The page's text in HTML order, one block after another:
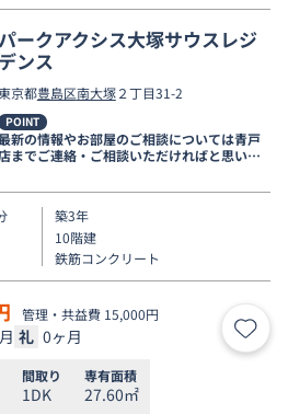
ークアクシス大塚サウスレジ
ンス
京都豊島区南大塚２丁目31-2
POINT
新の情報やお部屋のご相談については青戸
までご連絡・ご相談いただければと思いま
。
築3年
10階建
鉄筋コンクリート
管理・共益費 15,000円
礼 0ヶ月 お気
間取り
1DK
専有面積
27.60㎡